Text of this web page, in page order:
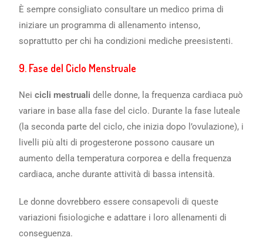
È sempre consigliato consultare un medico prima di
iniziare un programma di allenamento intenso,
soprattutto per chi ha condizioni mediche preesistenti.
9. Fase del Ciclo Menstruale
Neicicli mestruali delle donne, la frequenza cardiaca può
variare in base alla fase del ciclo. Durante la fase luteale
(la seconda parte del ciclo, che inizia dopo l’ovulazione), i
livelli più alti di progesterone possono causare un
aumento della temperatura corporea e della frequenza
cardiaca, anche durante attività di bassa intensità.
Le donne dovrebbero essere consapevoli di queste
variazioni fisiologiche e adattare i loro allenamenti di
conseguenza.